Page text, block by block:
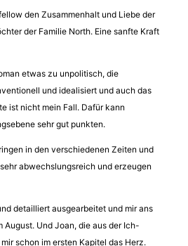
den Zusammenhalt und Liebe der
der Familie North. Eine sanfte Kraft
etwas zu unpolitisch, die
und idealisiert und auch das
ist nicht mein Fall. Dafür kann
sehr gut punkten.
in den verschiedenen Zeiten und
abwechslungsreich und erzeugen
detailliert ausgearbeitet und mir ans
August. Und Joan, die aus der Ich-
schon im ersten Kapitel das Herz.